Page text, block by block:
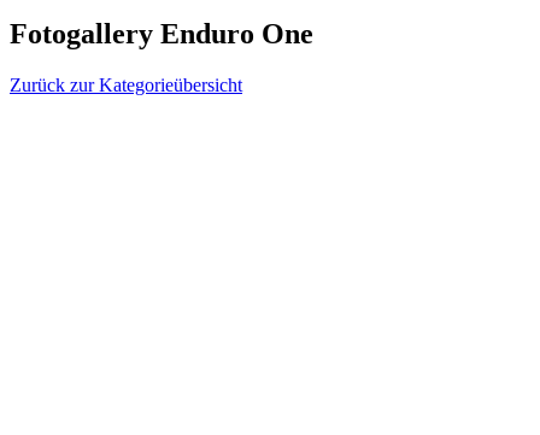
Fotogallery Enduro One
Zurück zur Kategorieübersicht